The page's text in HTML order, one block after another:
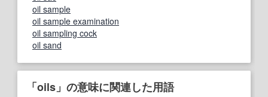
oil sample
oil sample examination
oil sampling cock
oil sand
「oils」の意味に関連した用語